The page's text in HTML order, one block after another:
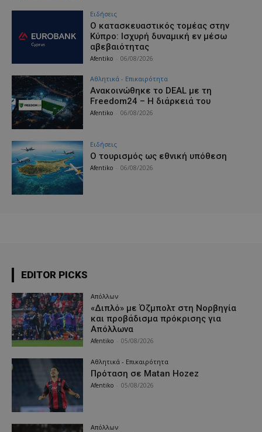
Ειδήσεις
Ο κατασκευαστικός τομέας στην
Κύπρο: Ισχυρή δυναμική εν μέσω
αβεβαιότητας
Afentiko 06/08/2026
Αθλητικά - Επικαιρότητα
Ανακοινώθηκε το DEAL με τη
Freedom24 – Η διάρκειά του
Afentiko 06/08/2026
Ειδήσεις
Ο τουρισμός ως εθνική υπόθεση
Afentiko 06/08/2026
EDITOR PICKS
Απόλλων
«Διπλό» με Όζμπολτ στη Νορβηγία
και προβάδισμα πρόκρισης για
Απόλλωνα
Afentiko 05/08/2026
Αθλητικά - Επικαιρότητα
Πρόταση σε Matan Hozez
Afentiko 05/08/2026
Απόλλων